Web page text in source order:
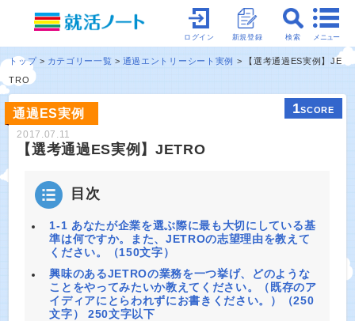
メニュー
検索
新規登録
ログイン
トップ カテゴリー一覧 通過エントリーシート実例
【選考通過ES実例】JE
TRO
通過ES実例 1SCORE
2017.07.11
【選考通過ES実例】JETRO
目次
1-1 あなたが企業を選ぶ際に最も大切にしている基
準は何ですか。また、JETROの志望理由を教えて
ください。（150文字）
興味のあるJETROの業務を一つ挙げ、どのような
ことをやってみたいか教えてください。（既存のア
イディアにとらわれずにお書きください。）（250
文字） 250文字以下